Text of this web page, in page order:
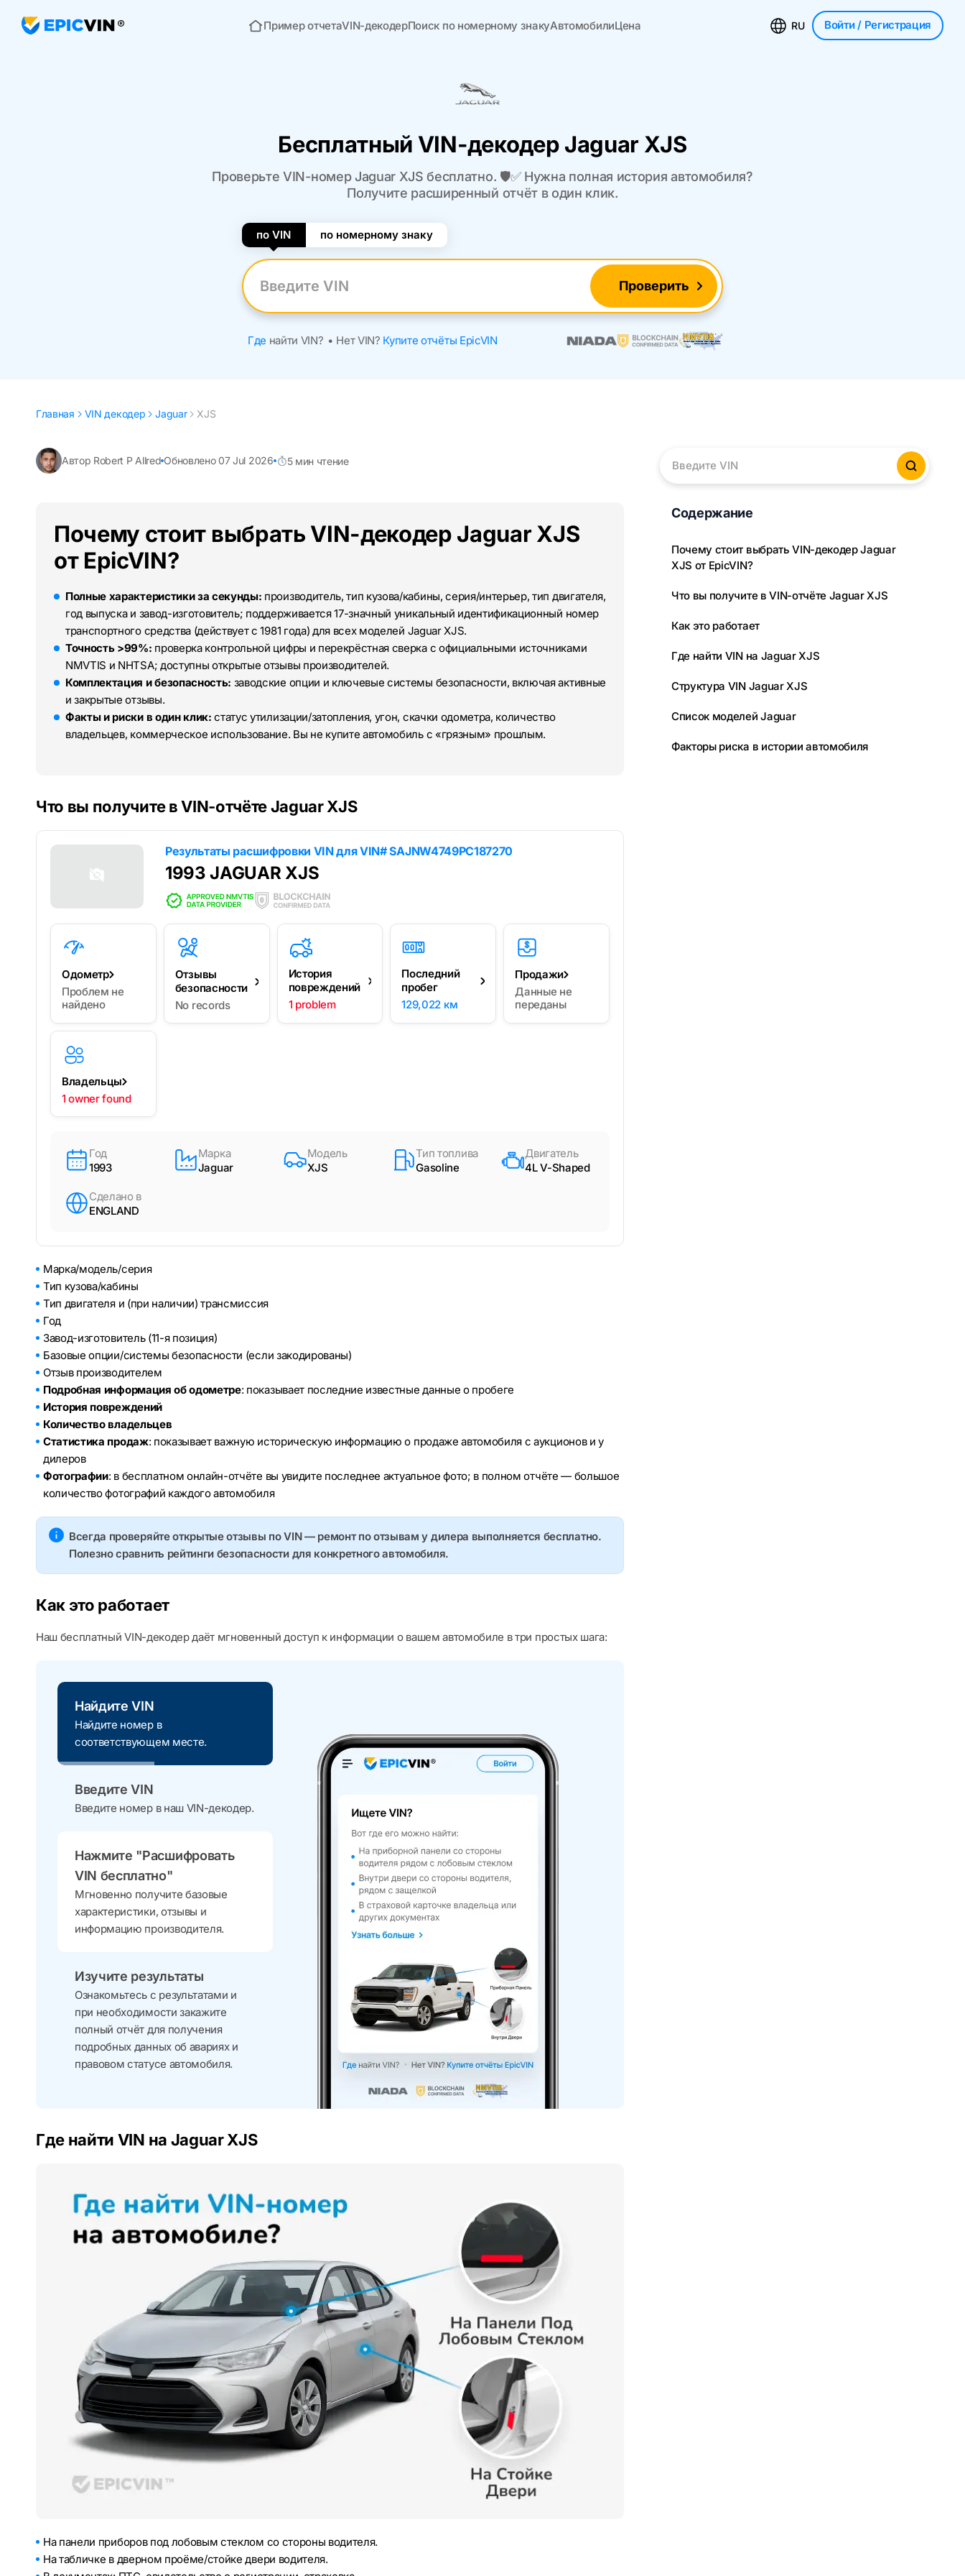
Главная
Пример отчетаVIN-декодерПоиск по номерному знакуАвтомобилиЦена RU Войти/ Регистрация
Бесплатный VIN-декодер Jaguar XJS
Проверьте VIN-номер Jaguar XJS бесплатно. 🛡️✅ Нужна полная история автомобиля?
Получите расширенный отчёт в один клик.
по VIN по номерному знаку
Введите VIN Проверить
Где найти VIN? • Нет VIN? Купите отчёты EpicVIN
Главная VIN декодер Jaguar XJS
Автор Robert P Allred Обновлено 07 Jul 2026 5 мин чтение
Почему стоит выбрать VIN-декодер Jaguar XJS
от EpicVIN?
Полные характеристики за секунды: производитель, тип кузова/кабины, серия/интерьер, тип двигателя,
год выпуска и завод-изготовитель; поддерживается 17-значный уникальный идентификационный номер
транспортного средства (действует с 1981 года) для всех моделей Jaguar XJS.
Точность >99%: проверка контрольной цифры и перекрёстная сверка с официальными источниками
NMVTIS и NHTSA; доступны открытые отзывы производителей.
Комплектация и безопасность: заводские опции и ключевые системы безопасности, включая активные
и закрытые отзывы.
Факты и риски в один клик: статус утилизации/затопления, угон, скачки одометра, количество
владельцев, коммерческое использование. Вы не купите автомобиль с «грязным» прошлым.
Что вы получите в VIN-отчёте Jaguar XJS
Результаты расшифровки VIN дляVIN# SAJNW4749PC187270
1993 JAGUAR XJS
Одометр
Проблем не
найдено
Отзывы
безопасности
No records
История
повреждений
1 problem
Последний
пробег
129,022 км
Продажи
Данные не
переданы
Владельцы
1 owner found
Год
1993
Марка
Jaguar
Модель
XJS
Тип топлива
Gasoline
Двигатель
4L V-Shaped
Сделано в
ENGLAND
Марка/модель/серия
Тип кузова/кабины
Тип двигателя и (при наличии) трансмиссия
Год
Завод-изготовитель (11-я позиция)
Базовые опции/системы безопасности (если закодированы)
Отзыв производителем
Подробная информация об одометре: показывает последние известные данные о пробеге
История повреждений
Количество владельцев
Статистика продаж: показывает важную историческую информацию о продаже автомобиля с аукционов и у
дилеров
Фотографии: в бесплатном онлайн-отчёте вы увидите последнее актуальное фото; в полном отчёте — большое
количество фотографий каждого автомобиля
Всегда проверяйте открытые отзывы по VIN — ремонт по отзывам у дилера выполняется бесплатно.
Полезно сравнить рейтинги безопасности для конкретного автомобиля.
Как это работает
Наш бесплатный VIN-декодер даёт мгновенный доступ к информации о вашем автомобиле в три простых шага:
Найдите VIN
Найдите номер в
соответствующем месте.
Введите VIN
Введите номер в наш VIN-декодер.
Нажмите "Расшифровать
VIN бесплатно"
Мгновенно получите базовые
характеристики, отзывы и
информацию производителя.
Изучите результаты
Ознакомьтесь с результатами и
при необходимости закажите
полный отчёт для получения
подробных данных об авариях и
правовом статусе автомобиля.
Где найти VIN на Jaguar XJS
На панели приборов под лобовым стеклом со стороны водителя.
На табличке в дверном проёме/стойке двери водителя.
Введите VIN
Содержание
Почему стоит выбрать VIN-декодер Jaguar
XJS от EpicVIN?
Что вы получите в VIN-отчёте Jaguar XJS
Как это работает
Где найти VIN на Jaguar XJS
Структура VIN Jaguar XJS
Список моделей Jaguar
Факторы риска в истории автомобиля